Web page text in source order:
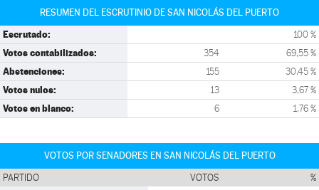
RESUMEN DEL ESCRUTINIO DE SAN NICOLÁS DEL PUERTO
Escrutado: 100 %
Votos contabilizados: 354 69,55 %
Abstenciones: 155 30,45 %
Votos nulos: 13 3,67 %
Votos en blanco: 6 1,76 %
VOTOS POR SENADORES EN SAN NICOLÁS DEL PUERTO
PARTIDO VOTOS %